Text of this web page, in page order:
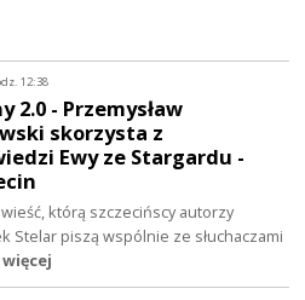
12:38
2.0 - Przemysław
skorzysta z
Ewy ze Stargardu -
którą szczecińscy autorzy
Stelar piszą wspólnie ze słuchaczami